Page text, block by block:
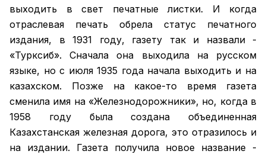
выходить в свет печатные листки. И когда
отраслевая печать обрела статус печатного
издания, в 1931 году, газету так и назвали -
«Турксиб». Сначала она выходила на русском
языке, но с июля 1935 года начала выходить и на
казахском. Позже на какое-то время газета
сменила имя на «Железнодорожники», но, когда в
1958 году была создана объединенная
Казахстанская железная дорога, это отразилось и
на издании. Газета получила новое название -